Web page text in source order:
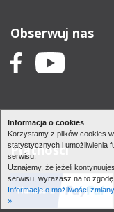
Informacja o cookies
Korzystamy z plików cookies
statystycznych i umożliwienia
serwisu.
Uznajemy, że jeżeli
serwisu, wyrażasz na to zgodę.
Informacje o możliwości
»
Obserwuj nas
Płatności